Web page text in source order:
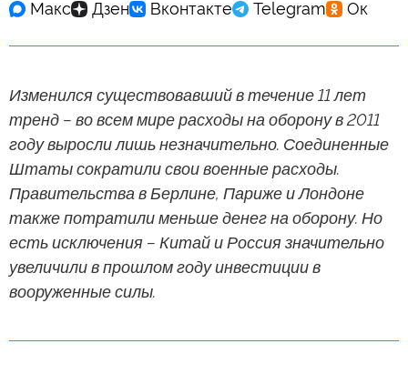
Изменился существовавший в течение 11 лет
тренд – во всем мире расходы на оборону в 2011
году выросли лишь незначительно. Соединенные
Штаты сократили свои военные расходы.
Правительства в Берлине, Париже и Лондоне
также потратили меньше денег на оборону. Но
есть исключения – Китай и Россия значительно
увеличили в прошлом году инвестиции в
вооруженные силы.